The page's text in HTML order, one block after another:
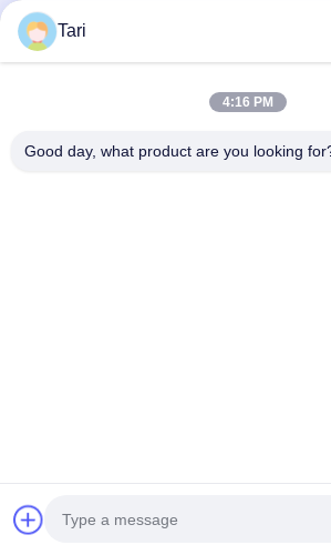
태그: military grade backpacks
Tari
4:16 PM
Good day, what product are you looking